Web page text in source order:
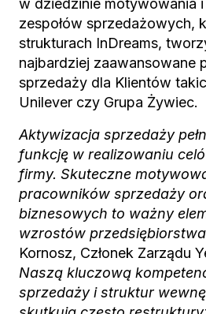
w dziedzinie motywowania
zespołów sprzedażowych,
strukturach InDreams,
najbardziej zaawansowane
sprzedaży dla Klientów
Unilever czy Grupa Żywiec.
Aktywizacja sprzedaży
funkcję w realizowaniu
firmy. Skuteczne
pracowników sprzedaży
biznesowych to ważny
wzrostów
Kornosz, Członek Zarządu
Naszą kluczową
sprzedaży i struktur